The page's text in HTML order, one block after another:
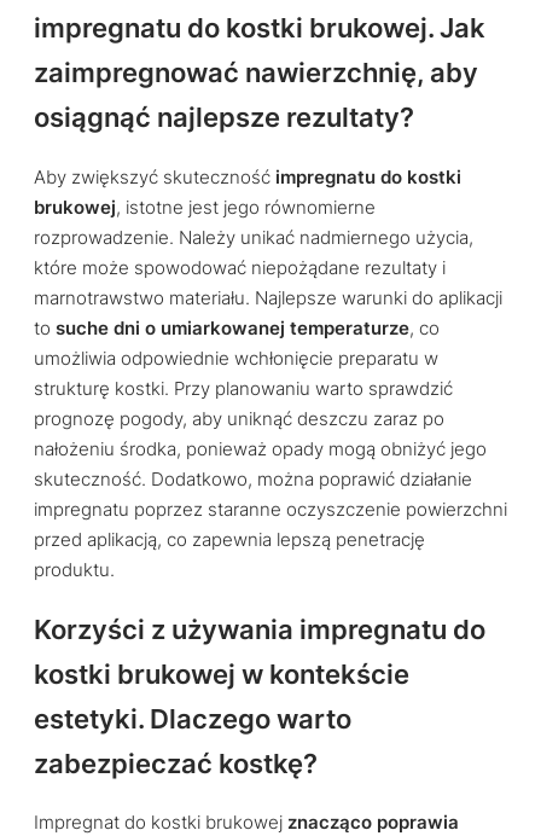
impregnatu do kostki brukowej. Jak
zaimpregnować nawierzchnię, aby
osiągnąć najlepsze rezultaty?
Aby zwiększyć skuteczność impregnatu do kostki
brukowej, istotne jest jego równomierne
rozprowadzenie. Należy unikać nadmiernego użycia,
które może spowodować niepożądane rezultaty i
marnotrawstwo materiału. Najlepsze warunki do aplikacji
to suche dni o umiarkowanej temperaturze, co
umożliwia odpowiednie wchłonięcie preparatu w
strukturę kostki. Przy planowaniu warto sprawdzić
prognozę pogody, aby uniknąć deszczu zaraz po
nałożeniu środka, ponieważ opady mogą obniżyć jego
skuteczność. Dodatkowo, można poprawić działanie
impregnatu poprzez staranne oczyszczenie powierzchni
przed aplikacją, co zapewnia lepszą penetrację
produktu.
Korzyści z używania impregnatu do
kostki brukowej w kontekście
estetyki. Dlaczego warto
zabezpieczać kostkę?
Impregnat do kostki brukowej znacząco poprawia